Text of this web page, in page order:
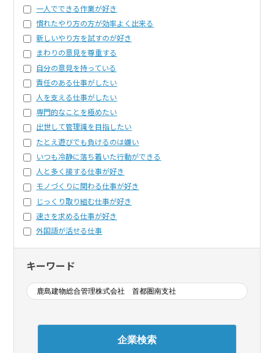
一人でできる作業が好き
慣れたやり方の方が効率よく出来る
新しいやり方を試すのが好き
まわりの意見を尊重する
自分の意見を持っている
責任のある仕事がしたい
人を支える仕事がしたい
専門的なことを極めたい
出世して管理識を目指したい
たとえ遊びでも負けるのは嫌い
いつも冷静に落ち着いた行動ができる
人と多く接する仕事が好き
モノづくりに関わる仕事が好き
じっくり取り組む仕事が好き
速さを求める仕事が好き
外国語が活せる仕事
キーワード